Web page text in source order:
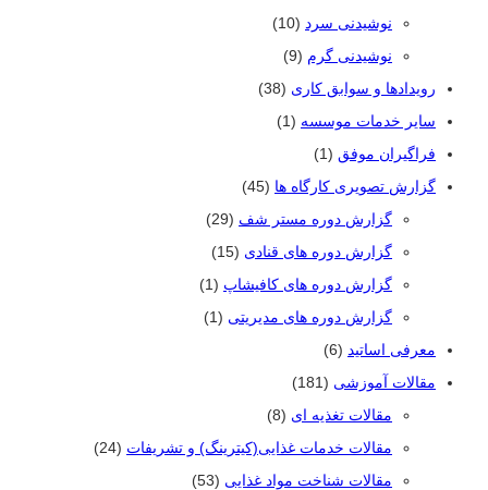
نوشیدنی سرد (10)
نوشیدنی گرم (9)
رویدادها و سوابق کاری (38)
سایر خدمات موسسه (1)
فراگیران موفق (1)
گزارش تصویری کارگاه ها (45)
گزارش دوره مستر شف (29)
گزارش دوره های قنادی (15)
گزارش دوره های کافیشاپ (1)
گزارش دوره های مدیریتی (1)
معرفی اساتید (6)
مقالات آموزشی (181)
مقالات تغذیه ای (8)
مقالات خدمات غذایی(کیترینگ) و تشریفات (24)
مقالات شناخت مواد غذایی (53)